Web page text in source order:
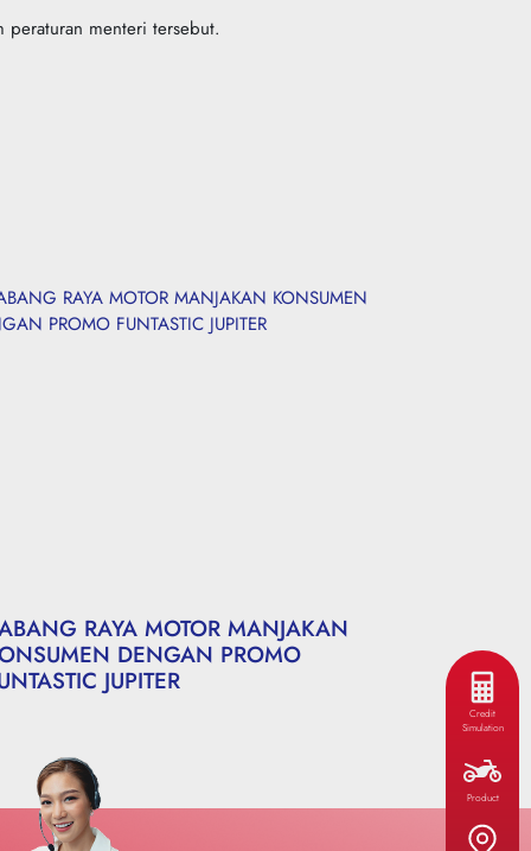
peraturan menteri tersebut.
RAYA MOTOR MANJAKAN
DENGAN PROMO
JUPITER
Credit
Simulation
Product